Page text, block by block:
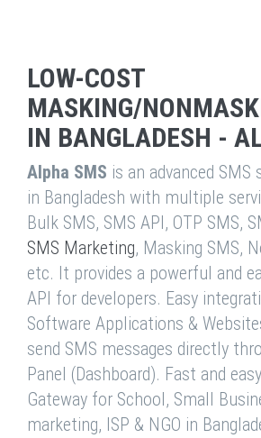
LOW-COST
MASKING/
IN BANGLADESH -
Alpha SMS is an advanced SMS
in Bangladesh with multiple
Bulk SMS, SMS API, OTP SMS,
SMS Marketing, Masking SMS,
etc. It provides a powerful and
API for developers. Easy
Software Applications &
send SMS messages directly
Panel (Dashboard). Fast and
Gateway for School, Small
marketing, ISP & NGO in